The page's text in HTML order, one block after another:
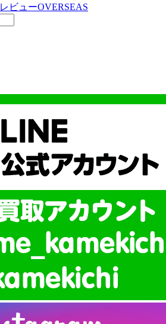
レビューOVERSEAS